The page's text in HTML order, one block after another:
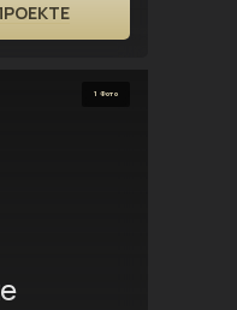
1 Фото